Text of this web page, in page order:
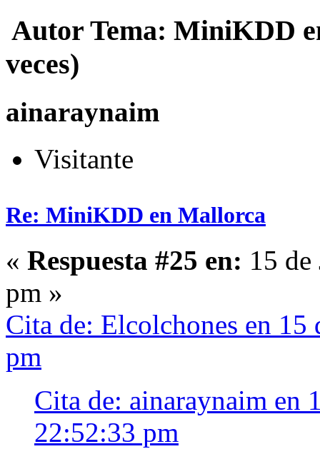
Autor Tema: MiniKDD
veces)
ainaraynaim
Visitante
Re: MiniKDD en Mallorca
« Respuesta #25 en: 15
pm »
Cita de: Elcolchones en
pm
Cita de: ainaraynaim en
22:52:33 pm